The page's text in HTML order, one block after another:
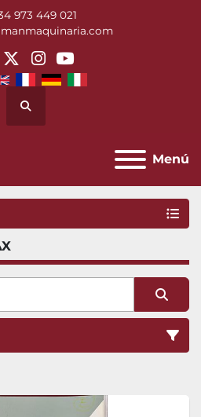
973 449 021
twitterinstagram
youtube
Buscar
Menú